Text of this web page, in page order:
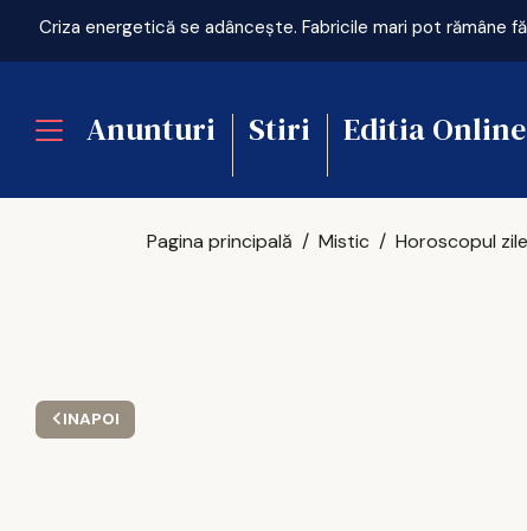
Anunturi Stiri Editia Online
INAPOI
Pagina principală Mistic